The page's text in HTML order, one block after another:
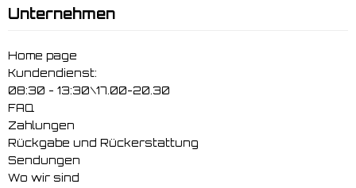
Unternehmen
Home page
Kundendienst:
08:30 - 13:30\17.00-20.30
FAQ
Zahlungen
Rückgabe und Rückerstattung
Sendungen
Wo wir sind